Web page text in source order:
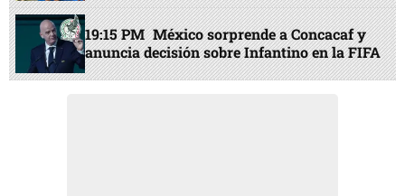
19:15 PM México sorprende a Concacaf y
anuncia decisión sobre Infantino en la FIFA